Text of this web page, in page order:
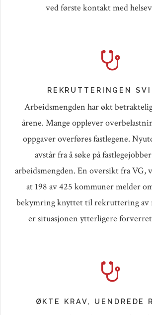
ved første kontakt med
REKRUTTERINGEN
Arbeidsmengden har økt
årene. Mange opplever
oppgaver overføres fastlegene.
avstår fra å søke på
arbeidsmengden. En oversikt fra VG,
at 198 av 425 kommuner melder
bekymring knyttet til rekruttering av
er situasjonen ytterligere forverret
ØKTE KRAV, UENDREDE